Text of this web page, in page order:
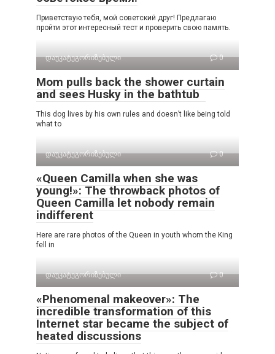
Приветствую тебя, мой советский друг! Предлагаю
пройти этот интересный тест и проверить свою память.
დაუკატეგორიზებული 0
Mom pulls back the shower curtain
and sees Husky in the bathtub
This dog lives by his own rules and doesn’t like being told
what to
დაუკატეგორიზებული 0
«Queen Camilla when she was
young!»: The throwback photos of
Queen Camilla let nobody remain
indifferent
Here are rare photos of the Queen in youth whom the King
fell in
დაუკატეგორიზებული 0
«Phenomenal makeover»: The
incredible transformation of this
Internet star became the subject of
heated discussions